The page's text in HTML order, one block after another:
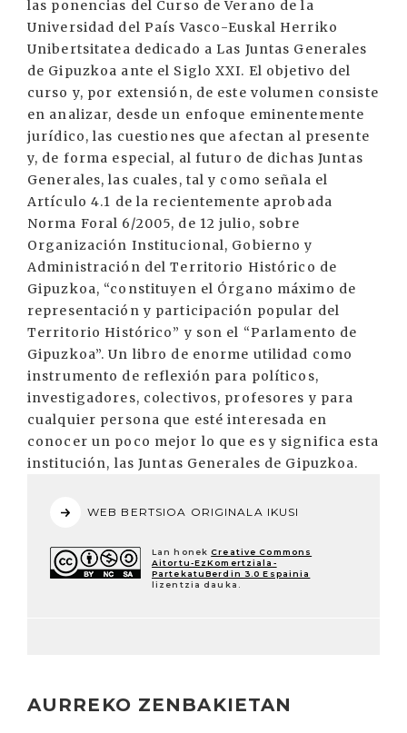
las ponencias del Curso de Verano de la
Universidad del País Vasco-Euskal Herriko
Unibertsitatea dedicado a Las Juntas Generales
de Gipuzkoa ante el Siglo XXI. El objetivo del
curso y, por extensión, de este volumen consiste
en analizar, desde un enfoque eminentemente
jurídico, las cuestiones que afectan al presente
y, de forma especial, al futuro de dichas Juntas
Generales, las cuales, tal y como señala el
Artículo 4.1 de la recientemente aprobada
Norma Foral 6/2005, de 12 julio, sobre
Organización Institucional, Gobierno y
Administración del Territorio Histórico de
Gipuzkoa, “constituyen el Órgano máximo de
representación y participación popular del
Territorio Histórico” y son el “Parlamento de
Gipuzkoa”. Un libro de enorme utilidad como
instrumento de reflexión para políticos,
investigadores, colectivos, profesores y para
cualquier persona que esté interesada en
conocer un poco mejor lo que es y significa esta
institución, las Juntas Generales de Gipuzkoa.
WEB BERTSIOA ORIGINALA IKUSI
Lan honek Creative Commons
Aitortu-EzKomertziala-
PartekatuBerdin 3.0 Espainia
lizentzia dauka.
AURREKO ZENBAKIETAN